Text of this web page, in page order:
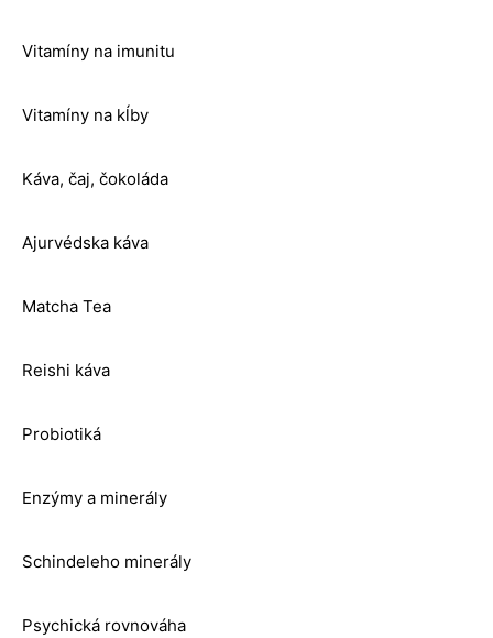
Vitamíny na imunitu
Vitamíny na kĺby
Káva, čaj, čokoláda
Ajurvédska káva
Matcha Tea
Reishi káva
Probiotiká
Enzýmy a minerály
Schindeleho minerály
Psychická rovnováha